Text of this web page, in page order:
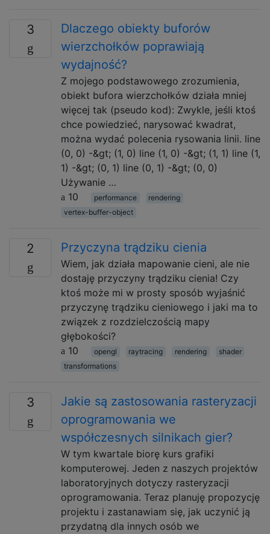
3
Dlaczego obiekty buforów
wierzchołków poprawiają
wydajność?
Z mojego podstawowego zrozumienia,
obiekt bufora wierzchołków działa mniej
więcej tak (pseudo kod): Zwykle, jeśli ktoś
chce powiedzieć, narysować kwadrat,
można wydać polecenia rysowania linii. line
(0, 0) -&gt; (1, 0) line (1, 0) -&gt; (1, 1) line (1,
1) -&gt; (0, 1) line (0, 1) -&gt; (0, 0)
Używanie …
10
performance
rendering
vertex-buffer-object
2 Przyczyna trądziku cienia
Wiem, jak działa mapowanie cieni, ale nie
dostaję przyczyny trądziku cienia! Czy
ktoś może mi w prosty sposób wyjaśnić
przyczynę trądziku cieniowego i jaki ma to
związek z rozdzielczością mapy
głębokości?
10
opengl raytracing rendering
shader
transformations
3
Jakie są zastosowania rasteryzacji
oprogramowania we
współczesnych silnikach gier?
W tym kwartale biorę kurs grafiki
komputerowej. Jeden z naszych projektów
laboratoryjnych dotyczy rasteryzacji
oprogramowania. Teraz planuję propozycję
projektu i zastanawiam się, jak uczynić ją
przydatną dla innych osób we